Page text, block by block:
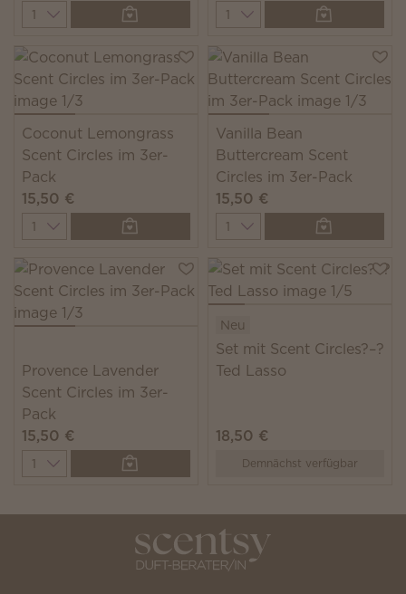
Quantity
Quantity
Coconut Lemongrass
Scent Circles im 3er-
Pack
15,50 €
Quantity
Vanilla Bean
Buttercream Scent
Circles im 3er-Pack
15,50 €
Quantity
Provence Lavender
Scent Circles im 3er-
Pack
15,50 €
Quantity
Neu
Set mit Scent Circles?–?
Ted Lasso
18,50 €
Demnächst verfügbar